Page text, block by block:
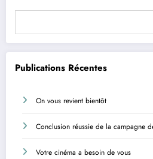
Publications Récentes
On vous revient bientôt
Conclusion réussie de la campagne
Votre cinéma a besoin de vous